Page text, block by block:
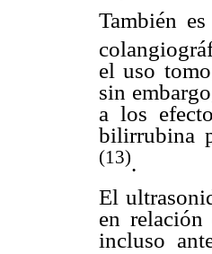
También
el uso
sin
a los
bilirrubina
(13).
El
en
incluso